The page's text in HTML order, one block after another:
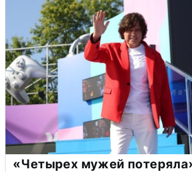
«Четырех мужей